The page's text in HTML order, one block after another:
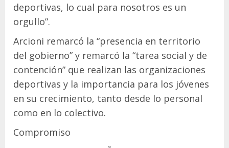
deportivas, lo cual para nosotros es un
orgullo”.
Arcioni remarcó la “presencia en territorio
del gobierno” y remarcó la “tarea social y de
contención” que realizan las organizaciones
deportivas y la importancia para los jóvenes
en su crecimiento, tanto desde lo personal
como en lo colectivo.
Compromiso